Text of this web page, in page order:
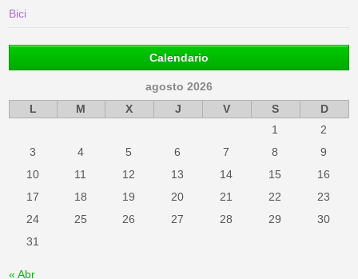
Bici
Calendario
agosto 2026
L
M X J V S
D
1
2
3
4 5 6 7 8
9
10
11 12 13 14 15
16
17
18 19 20 21 22
23
24
25 26 27 28 29
30
31
« Abr